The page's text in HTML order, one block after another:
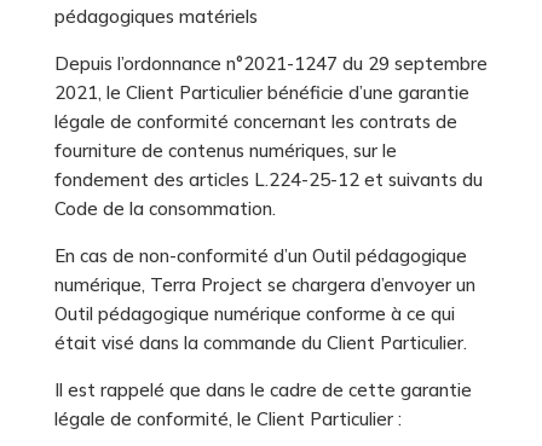
pédagogiques matériels
Depuis l’ordonnance n°2021-1247 du 29 septembre
2021, le Client Particulier bénéficie d’une garantie
légale de conformité concernant les contrats de
fourniture de contenus numériques, sur le
fondement des articles L.224-25-12 et suivants du
Code de la consommation.
En cas de non-conformité d’un Outil pédagogique
numérique, Terra Project se chargera d’envoyer un
Outil pédagogique numérique conforme à ce qui
était visé dans la commande du Client Particulier.
Il est rappelé que dans le cadre de cette garantie
légale de conformité, le Client Particulier :